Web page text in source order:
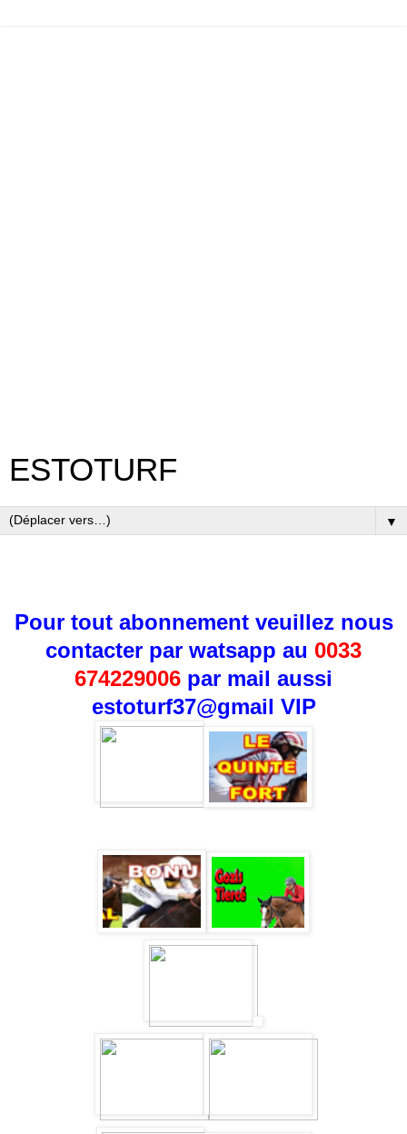
ESTOTURF
▼
Pour tout abonnement veuillez nous
contacter par watsapp au 0033
674229006 par mail aussi
estoturf37@gmail VIP